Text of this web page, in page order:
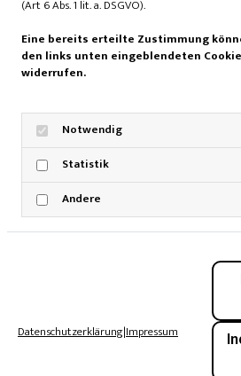
www.semouideli.de
Maja
Duale Studentin
(Art 6 Abs. 1 lit. a. DSGVO).
Eine bereits erteilte Zustimmung
den links unten eingeblendeten
widerrufen.
Notwendig
Statistik
Andere
Datenschutzerklärung|Impressum